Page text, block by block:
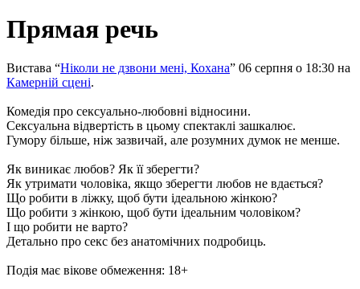
Прямая речь
Вистава “Ніколи не дзвони мені, Кохана” 06 серпня о 18:30 на
Камерній сцені.
Комедія про сексуально-любовні відносини.
Сексуальна відвертість в цьому спектаклі зашкалює.
Гумору більше, ніж зазвичай, але розумних думок не менше.
Як виникає любов? Як її зберегти?
Як утримати чоловіка, якщо зберегти любов не вдається?
Що робити в ліжку, щоб бути ідеальною жінкою?
Що робити з жінкою, щоб бути ідеальним чоловіком?
І що робити не варто?
Детально про секс без анатомічних подробиць.
Подія має вікове обмеження: 18+